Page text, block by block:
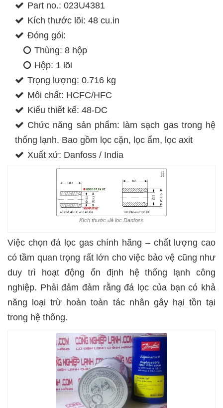
Part no.: 023U4381
Kích thước lõi: 48 cu.in
Đóng gói:
Thùng: 8 hộp
Hộp: 1 lõi
Trọng lượng: 0.716 kg
Môi chất: HCFC/HFC
Kiểu thiết kế: 48-DC
Chức năng sản phẩm: làm sạch gas trong hệ
thống lạnh. Bao gồm lọc cặn, lọc ẩm, lọc axit
Xuất xứ: Danfoss / India
Kích thước đá lọc Danfoss
Việc chọn đá lọc gas chính hãng – chất lượng cao
có tầm quan trọng rất lớn cho việc bảo vệ cũng như
duy trì hoạt động ổn định hệ thống lạnh công
nghiệp. Phải đảm đảm rằng đá lọc của bạn có khả
năng loại trừ hoàn toàn tác nhân gây hại tồn tại
trong hệ thống.